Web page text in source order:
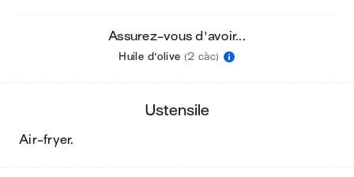
Assurez-vous d'avoir...
Huile d'olive (2 càc)
ustensile
air-fryer.